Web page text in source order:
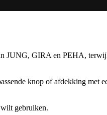
JUNG, GIRA en PEHA,
knop of afdekking
gebruiken.